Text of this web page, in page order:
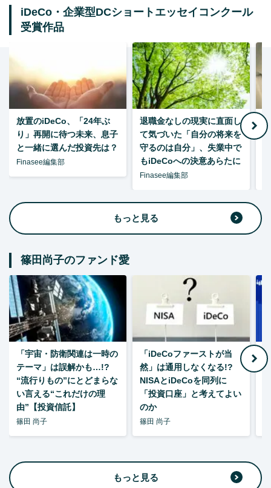
iDeCo・企業型DCショートエッセイコンクール
受賞作品
放置のiDeCo、「24年ぶ
り」再開に待つ未来、息子
と一緒に選んだ投資先は？
Finasee編集部
退職金なしの現実に直面し
て気づいた「自分の将来を
守るのは自分」、失業中で
もiDeCoへの決意あらたに
Finasee編集部
もっと見る
篠田尚子のファンド愛
「宇宙・防衛関連は一時の
テーマ」は誤解かも…!?
“流行りもの”にとどまらな
い言える“これだけの理
由”【投資信託】
篠田 尚子
「iDeCoファーストが当
然」は通用しなくなる!?
NISAとiDeCoを同列に
「投資口座」と考えてよい
のか
篠田 尚子
もっと見る